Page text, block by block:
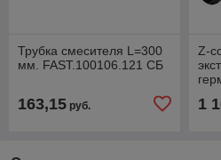
Трубка смесителя L=300
мм. FAST.100106.121 СБ
163,15 руб.
Z-
1